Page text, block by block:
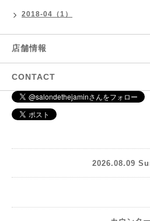
2018-04（1）
店舗情報
CONTACT
2026.08.09